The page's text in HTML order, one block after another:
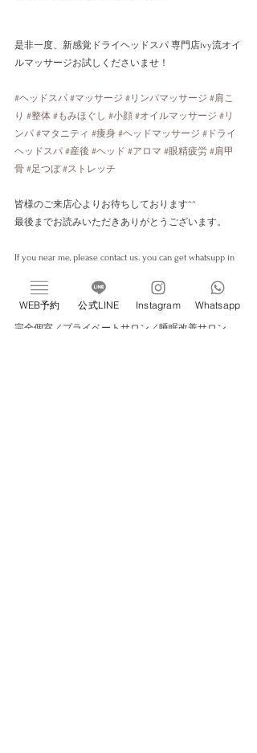
是非一度、新感覚ドライヘッドスパ 専門店ivy流オイ
ルマッサージお試しくださいませ！
#ヘッドスパ #マッサージ #リンパマッサージ #肩こ
り #整体 #もみほぐし #小顔 #オイルマッサージ #リ
ンパ #マタニティ #痩身 #ヘッドマッサージ #ドライ
ヘッドスパ #産後 #ヘッド #アロマ #眼精疲労 #肩甲
骨 #足つぼ #ストレッチ
皆様のご来店心よりお待ちしております^^
最後までお読みいただきありがとうございます。
If you near me, please contact us. you can get whatsupp in
新感覚ドライヘッドスパ専門店 ivy恵比寿
完全個室／プライベートサロン／睡眠改善サロン
WEB予約 公式LINE Instagram Whatsapp